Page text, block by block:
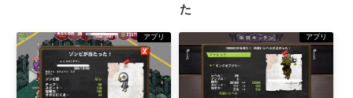
た
アプリ アプリ